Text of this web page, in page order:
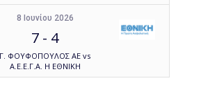
8 Ιουνίου 2026
7 - 4
Γ. ΦΟΥΦΟΠΟΥΛΟΣ ΑΕ vs
Α.Ε.Ε.Γ.Α. Η ΕΘΝΙΚΗ